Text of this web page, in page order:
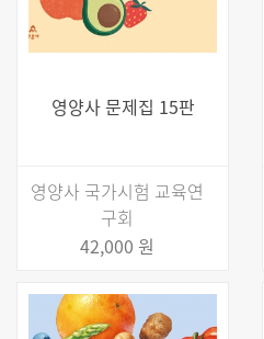
영양사 문제집 15판
영양사 국가시험 교육연
구회
42,000 원